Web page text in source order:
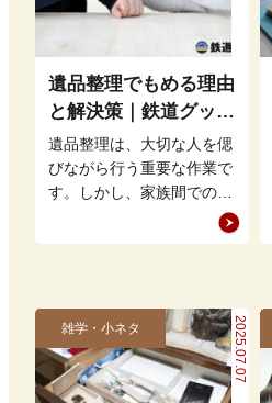
遺品整理でもめる理由
と解決策｜鉄道グッズ
の整理方法もアドバイ
ス
遺品整理は、大切な人を偲
びながら行う重要な作業で
す。しかし、家族間での意
見の相違や思い出の品をど
う扱うかという問題から、
2025.07.07
雑学・小ネタ